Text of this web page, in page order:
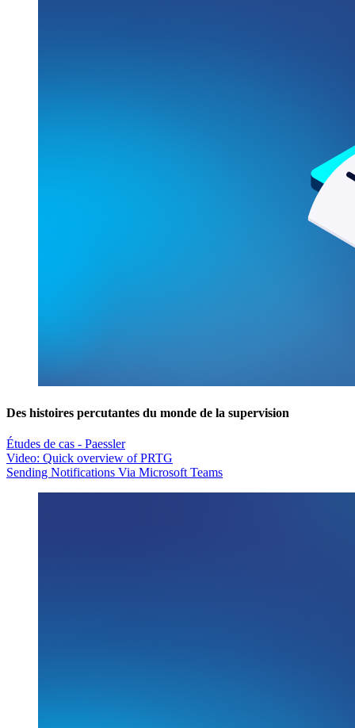
Des histoires percutantes du monde de la supervision
Études de cas - Paessler
Video: Quick overview of PRTG
Sending Notifications Via Microsoft Teams